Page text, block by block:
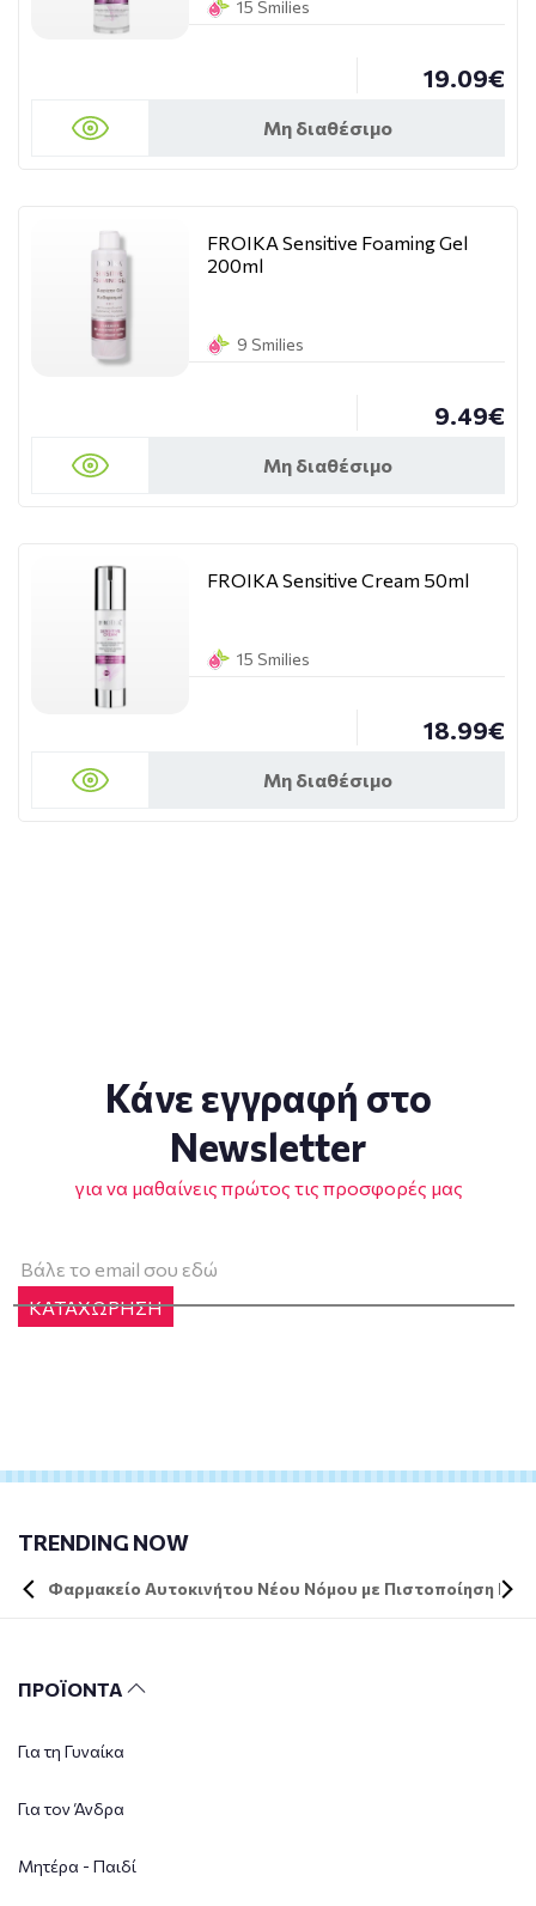
15 Smilies
19.09€
Μη διαθέσιμο
FROIKA Sensitive Foaming Gel
200ml
9 Smilies
9.49€
Μη διαθέσιμο
FROIKA Sensitive Cream 50ml
15 Smilies
18.99€
Μη διαθέσιμο
Κάνε εγγραφή στο
Newsletter
για να μαθαίνεις πρώτος τις προσφορές μας
ΚΑΤΑΧΩΡΗΣΗ
TRENDING NOW
Φαρμακείο Αυτοκινήτου Νέου Νόμου με Πιστοποίηση DIN
ΠΡΟΪΟΝΤΑ
Για τη Γυναίκα
Για τον Άνδρα
Μητέρα - Παιδί